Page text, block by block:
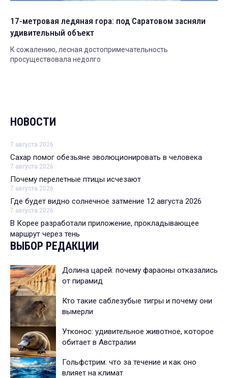
17-метровая ледяная гора: под Саратовом засняли
удивительный объект
К сожалению, лесная достопримечательность
просуществовала недолго
НОВОСТИ
7 августа 2026
Сахар помог обезьяне эволюционировать в человека
7 августа 2026
Почему перелетные птицы исчезают
7 августа 2026
Где будет видно солнечное затмение 12 августа 2026
7 августа 2026
В Корее разработали приложение, прокладывающее
маршрут через тень
ВЫБОР РЕДАКЦИИ
Долина царей: почему фараоны отказались
от пирамид
Кто такие саблезубые тигры и почему они
вымерли
Утконос: удивительное животное, которое
обитает в Австралии
Гольфстрим: что за течение и как оно
влияет на климат